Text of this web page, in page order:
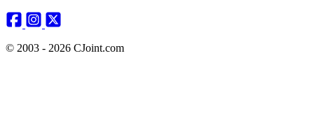
© 2003 - 2026 CJoint.com